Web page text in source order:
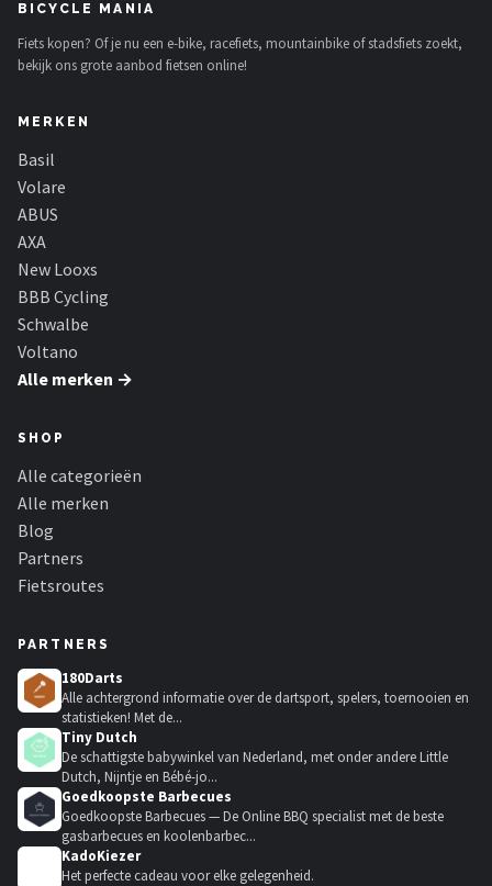
BICYCLE MANIA
Fiets kopen? Of je nu een e-bike, racefiets, mountainbike of stadsfiets zoekt,
bekijk ons grote aanbod fietsen online!
MERKEN
Basil
Volare
ABUS
AXA
New Looxs
BBB Cycling
Schwalbe
Voltano
Alle merken →
SHOP
Alle categorieën
Alle merken
Blog
Partners
Fietsroutes
PARTNERS
180Darts
Alle achtergrond informatie over de dartsport, spelers, toernooien en
statistieken! Met de...
Tiny Dutch
De schattigste babywinkel van Nederland, met onder andere Little
Dutch, Nijntje en Bébé-jo...
Goedkoopste Barbecues
Goedkoopste Barbecues — De Online BBQ specialist met de beste
gasbarbecues en koolenbarbec...
KadoKiezer
Het perfecte cadeau voor elke gelegenheid.